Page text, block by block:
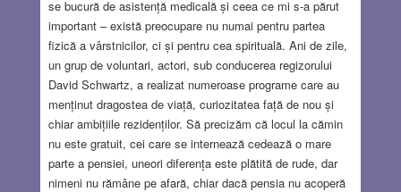
se bucură de asistență medicală și ceea ce mi s-a părut
important – există preocupare nu numai pentru partea
fizică a vârstnicilor, ci și pentru cea spirituală. Ani de zile,
un grup de voluntari, actori, sub conducerea regizorului
David Schwartz, a realizat numeroase programe care au
menținut dragostea de viață, curiozitatea față de nou și
chiar ambițiile rezidenților. Să precizăm că locul la cămin
nu este gratuit, cei care se internează cedează o mare
parte a pensiei, uneori diferența este plătită de rude, dar
nimeni nu rămâne pe afară, chiar dacă pensia nu acoperă